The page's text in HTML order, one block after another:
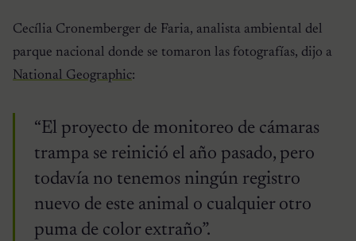
Cecília Cronemberger de Faria, analista ambiental del
parque nacional donde se tomaron las fotografías, dijo a
National Geographic:
“El proyecto de monitoreo de cámaras
trampa se reinició el año pasado, pero
todavía no tenemos ningún registro
nuevo de este animal o cualquier otro
puma de color extraño”.